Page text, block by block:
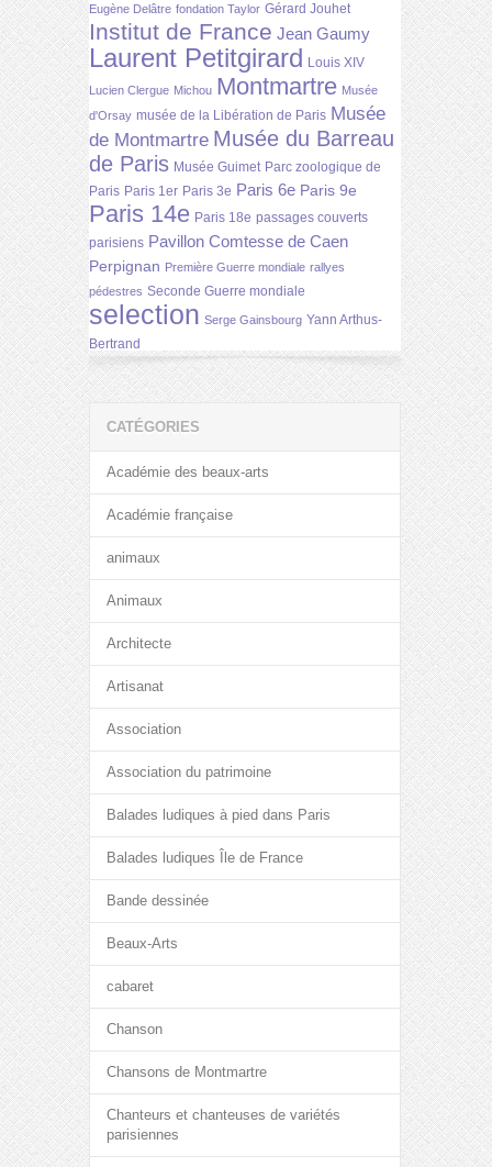
Eugène Delâtre fondation Taylor Gérard Jouhet
Institut de France Jean Gaumy
Laurent Petitgirard Louis XIV
Lucien Clergue Michou Montmartre Musée
d'Orsay musée de la Libération de Paris Musée
de Montmartre Musée du Barreau
de Paris Musée Guimet Parc zoologique de
Paris Paris 1er Paris 3e Paris 6e Paris 9e
Paris 14e Paris 18e passages couverts
parisiens Pavillon Comtesse de Caen
Perpignan Première Guerre mondiale rallyes
pédestres Seconde Guerre mondiale
selection Serge Gainsbourg Yann Arthus-
Bertrand
CATÉGORIES
Académie des beaux-arts
Académie française
animaux
Animaux
Architecte
Artisanat
Association
Association du patrimoine
Balades ludiques à pied dans Paris
Balades ludiques Île de France
Bande dessinée
Beaux-Arts
cabaret
Chanson
Chansons de Montmartre
Chanteurs et chanteuses de variétés
parisiennes